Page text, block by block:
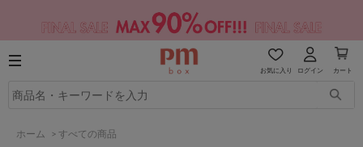
お気に入り ログイン カート
ホーム > すべての商品